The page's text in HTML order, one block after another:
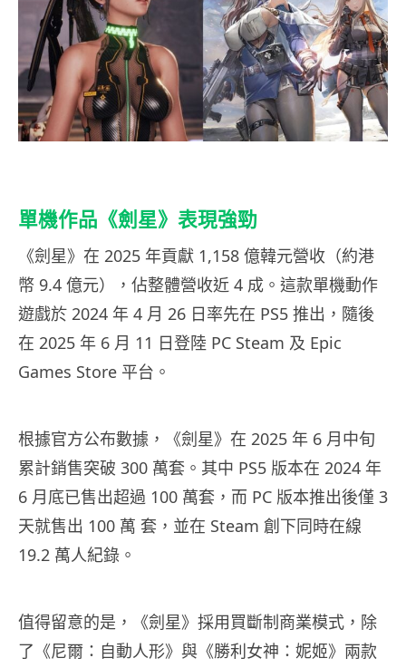
單機作品《劍星》表現強勁
《劍星》在 2025 年貢獻 1,158 億韓元營收（約港
幣 9.4 億元），佔整體營收近 4 成。這款單機動作
遊戲於 2024 年 4 月 26 日率先在 PS5 推出，隨後
在 2025 年 6 月 11 日登陸 PC Steam 及 Epic
Games Store 平台。
根據官方公布數據，《劍星》在 2025 年 6 月中旬
累計銷售突破 300 萬套。其中 PS5 版本在 2024 年
6 月底已售出超過 100 萬套，而 PC 版本推出後僅 3
天就售出 100 萬 套，並在 Steam 創下同時在線
19.2 萬人紀錄。
值得留意的是，《劍星》採用買斷制商業模式，除
了《尼爾：自動人形》與《勝利女神：妮姬》兩款